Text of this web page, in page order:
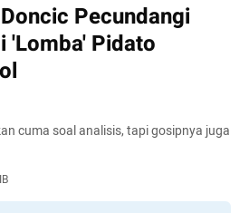
Pecundangi
'Lomba' Pidato
cuma soal analisis, tapi gosipnya juga